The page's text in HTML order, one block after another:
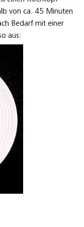
von ca. 45 Minuten
Bedarf mit einer
aus: